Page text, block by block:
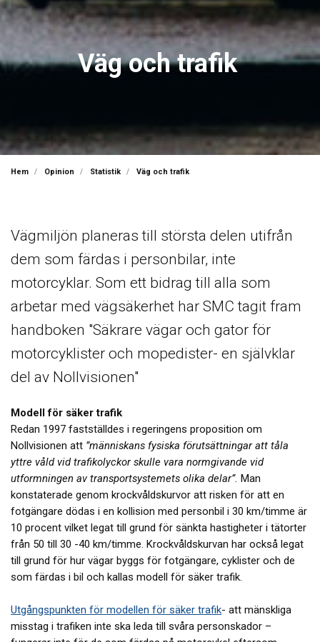
Väg och trafik
Hem Opinion Statistik Väg och trafik
Vägmiljön planeras till största delen utifrån
dem som färdas i personbilar, inte
motorcyklar. Som ett bidrag till alla som
arbetar med vägsäkerhet har SMC tagit fram
handboken "Säkrare vägar och gator för
motorcyklister och mopedister- en självklar
del av Nollvisionen"
Modell för säker trafik
Redan 1997 fastställdes i regeringens proposition om
Nollvisionen att ”människans fysiska förutsättningar att tåla
yttre våld vid trafikolyckor skulle vara normgivande vid
utformningen av transportsystemets olika delar”. Man
konstaterade genom krockvåldskurvor att risken för att en
fotgängare dödas i en kollision med personbil i 30 km/timme är
10 procent vilket legat till grund för sänkta hastigheter i tätorter
från 50 till 30 -40 km/timme. Krockvåldskurvan har också legat
till grund för hur vägar byggs för fotgängare, cyklister och de
som färdas i bil och kallas modell för säker trafik.
Utgångspunkten för modellen för säker trafik- att mänskliga
misstag i trafiken inte ska leda till svåra personskador –